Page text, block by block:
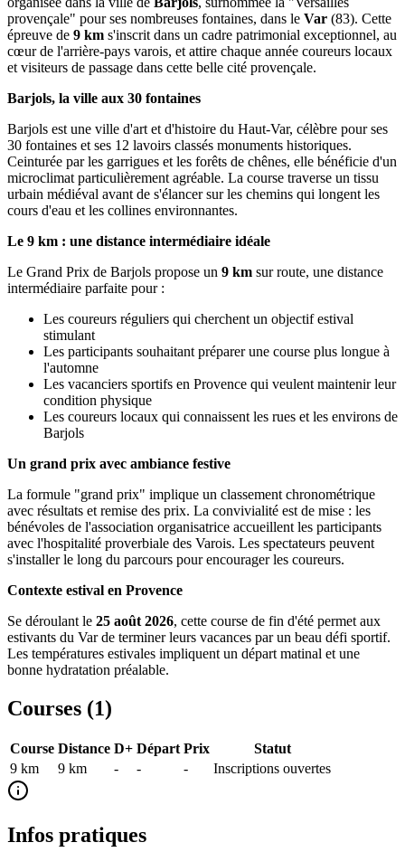
provençale" pour ses nombreuses fontaines, dans le Var (83). Cette
épreuve de 9 km s'inscrit dans un cadre patrimonial exceptionnel, au
cœur de l'arrière-pays varois, et attire chaque année coureurs locaux
et visiteurs de passage dans cette belle cité provençale.
Barjols, la ville aux 30 fontaines
Barjols est une ville d'art et d'histoire du Haut-Var, célèbre pour ses
30 fontaines et ses 12 lavoirs classés monuments historiques.
Ceinturée par les garrigues et les forêts de chênes, elle bénéficie d'un
microclimat particulièrement agréable. La course traverse un tissu
urbain médiéval avant de s'élancer sur les chemins qui longent les
cours d'eau et les collines environnantes.
Le 9 km : une distance intermédiaire idéale
Le Grand Prix de Barjols propose un 9 km sur route, une distance
intermédiaire parfaite pour :
Les coureurs réguliers qui cherchent un objectif estival
stimulant
Les participants souhaitant préparer une course plus longue à
l'automne
Les vacanciers sportifs en Provence qui veulent maintenir leur
condition physique
Les coureurs locaux qui connaissent les rues et les environs de
Barjols
Un grand prix avec ambiance festive
La formule "grand prix" implique un classement chronométrique
avec résultats et remise des prix. La convivialité est de mise : les
bénévoles de l'association organisatrice accueillent les participants
avec l'hospitalité proverbiale des Varois. Les spectateurs peuvent
s'installer le long du parcours pour encourager les coureurs.
Contexte estival en Provence
Se déroulant le 25 août 2026, cette course de fin d'été permet aux
estivants du Var de terminer leurs vacances par un beau défi sportif.
Les températures estivales impliquent un départ matinal et une
bonne hydratation préalable.
Courses (1)
Course Distance D+ Départ Prix
Statut
9 km
9 km - - - Inscriptions ouvertes
Infos pratiques